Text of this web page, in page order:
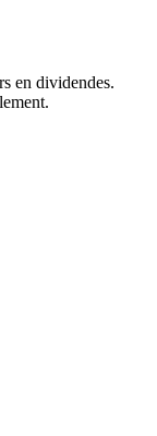
en dividendes.